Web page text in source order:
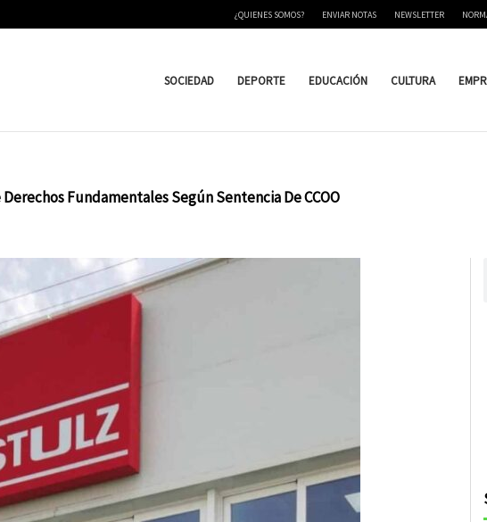
¿QUIENES SOMOS? ENVIAR NOTAS NEWSLETTER
SOCIEDAD DEPORTE EDUCACIÓN CULTURA
Fundamentales Según Sentencia De CCOO